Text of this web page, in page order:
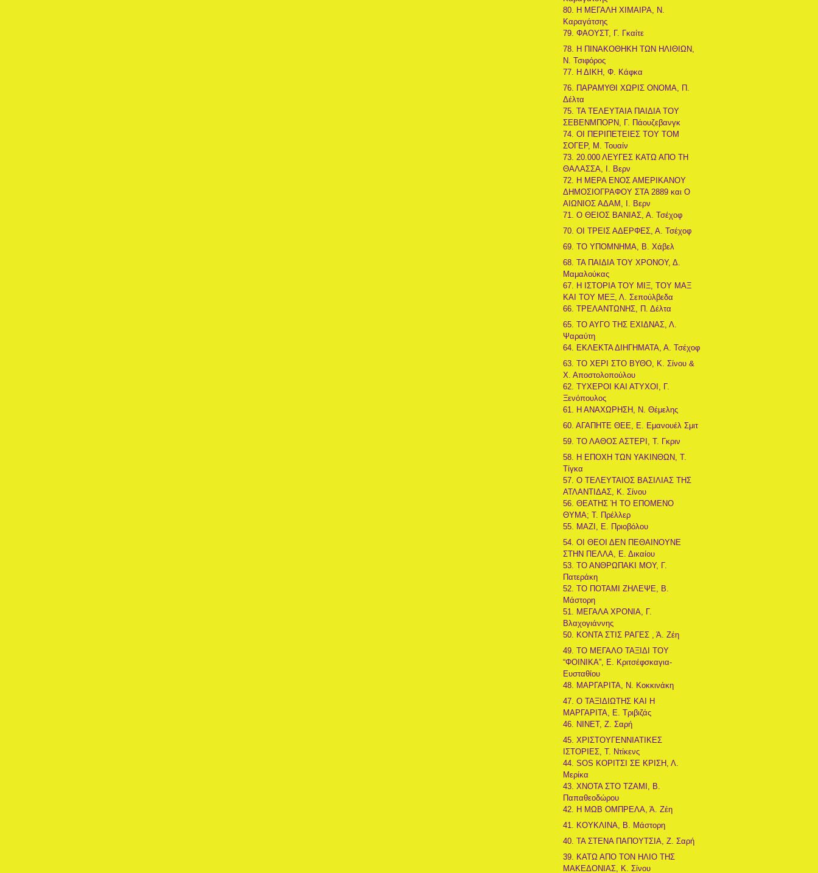
80. Η ΜΕΓΑΛΗ ΧΙΜΑΙΡΑ, Ν.
Καραγάτσης
79. ΦΑΟΥΣΤ, Γ. Γκαίτε
78. Η ΠΙΝΑΚΟΘΗΚΗ ΤΩΝ ΗΛΙΘΙΩΝ,
Ν. Τσιφόρος
77. Η ΔΙΚΗ, Φ. Κάφκα
76. ΠΑΡΑΜΥΘΙ ΧΩΡΙΣ ΟΝΟΜΑ, Π.
Δέλτα
75. ΤΑ ΤΕΛΕΥΤΑΙΑ ΠΑΙΔΙΑ ΤΟΥ
ΣΕΒΕΝΜΠΟΡΝ, Γ. Πάουζεβανγκ
74. ΟΙ ΠΕΡΙΠΕΤΕΙΕΣ ΤΟΥ ΤΟΜ
ΣΟΓΕΡ, Μ. Τουαίν
73. 20.000 ΛΕΥΓΕΣ ΚΑΤΩ ΑΠΟ ΤΗ
ΘΑΛΑΣΣΑ, Ι. Βερν
72. Η ΜΕΡΑ ΕΝΟΣ ΑΜΕΡΙΚΑΝΟΥ
ΔΗΜΟΣΙΟΓΡΑΦΟΥ ΣΤΑ 2889 και Ο
ΑΙΩΝΙΟΣ ΑΔΑΜ, Ι. Βερν
71. Ο ΘΕΙΟΣ ΒΑΝΙΑΣ, Α. Τσέχοφ
70. ΟΙ ΤΡΕΙΣ ΑΔΕΡΦΕΣ, Α. Τσέχοφ
69. ΤΟ ΥΠΟΜΝΗΜΑ, Β. Χάβελ
68. ΤΑ ΠΑΙΔΙΑ ΤΟΥ ΧΡΟΝΟΥ, Δ.
Μαμαλούκας
67. Η ΙΣΤΟΡΙΑ ΤΟΥ ΜΙΞ, ΤΟΥ ΜΑΞ
ΚΑΙ ΤΟΥ ΜΕΞ, Λ. Σεπούλβεδα
66. ΤΡΕΛΑΝΤΩΝΗΣ, Π. Δέλτα
65. ΤΟ ΑΥΓΟ ΤΗΣ ΕΧΙΔΝΑΣ, Λ.
Ψαραύτη
64. ΕΚΛΕΚΤΑ ΔΙΗΓΗΜΑΤΑ, Α. Τσέχοφ
63. ΤΟ ΧΕΡΙ ΣΤΟ ΒΥΘΟ, Κ. Σίνου &
Χ. Αποστολοπούλου
62. ΤΥΧΕΡΟΙ ΚΑΙ ΑΤΥΧΟΙ, Γ.
Ξενόπουλος
61. Η ΑΝΑΧΩΡΗΣΗ, Ν. Θέμελης
60. ΑΓΑΠΗΤΕ ΘΕΕ, Ε. Εμανουέλ Σμιτ
59. ΤΟ ΛΑΘΟΣ ΑΣΤΕΡΙ, Τ. Γκριν
58. Η ΕΠΟΧΗ ΤΩΝ ΥΑΚΙΝΘΩΝ, Τ.
Τίγκα
57. Ο ΤΕΛΕΥΤΑΙΟΣ ΒΑΣΙΛΙΑΣ ΤΗΣ
ΑΤΛΑΝΤΙΔΑΣ, Κ. Σίνου
56. ΘΕΑΤΗΣ Ή ΤΟ ΕΠΟΜΕΝΟ
ΘΥΜΑ; Τ. Πρέλλερ
55. ΜΑΖΙ, Ε. Πριοβόλου
54. ΟΙ ΘΕΟΙ ΔΕΝ ΠΕΘΑΙΝΟΥΝΕ
ΣΤΗΝ ΠΕΛΛΑ, Ε. Δικαίου
53. ΤΟ ΑΝΘΡΩΠΑΚΙ ΜΟΥ, Γ.
Πατεράκη
52. ΤΟ ΠΟΤΑΜΙ ΖΗΛΕΨΕ, Β.
Μάστορη
51. ΜΕΓΑΛΑ ΧΡΟΝΙΑ, Γ.
Βλαχογιάννης
50. ΚΟΝΤΑ ΣΤΙΣ ΡΑΓΕΣ , Ά. Ζέη
49. ΤΟ ΜΕΓΑΛΟ ΤΑΞΙΔΙ ΤΟΥ
“ΦΟΙΝΙΚΑ”, Ε. Κριτσέφσκαγια-
Ευσταθίου
48. ΜΑΡΓΑΡΙΤΑ, Ν. Κοκκινάκη
47. Ο ΤΑΞΙΔΙΩΤΗΣ ΚΑΙ Η
ΜΑΡΓΑΡΙΤΑ, Ε. Τριβιζάς
46. ΝΙΝΕΤ, Ζ. Σαρή
45. ΧΡΙΣΤΟΥΓΕΝΝΙΑΤΙΚΕΣ
ΙΣΤΟΡΙΕΣ, Τ. Ντίκενς
44. SOS ΚΟΡΙΤΣΙ ΣΕ ΚΡΙΣΗ, Λ.
Μερίκα
43. ΧΝΟΤΑ ΣΤΟ ΤΖΑΜΙ, Β.
Παπαθεοδώρου
42. Η ΜΩΒ ΟΜΠΡΕΛΑ, Ά. Ζέη
41. ΚΟΥΚΛΙΝΑ, Β. Μάστορη
40. ΤΑ ΣΤΕΝΑ ΠΑΠΟΥΤΣΙΑ, Ζ. Σαρή
39. ΚΑΤΩ ΑΠΟ ΤΟΝ ΗΛΙΟ ΤΗΣ
ΜΑΚΕΔΟΝΙΑΣ, Κ. Σίνου